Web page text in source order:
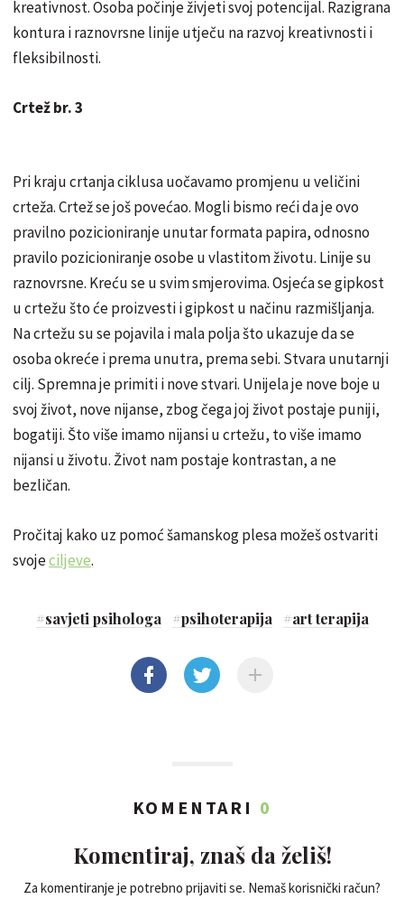
kreativnost. Osoba počinje živjeti svoj potencijal. Razigrana
kontura i raznovrsne linije utječu na razvoj kreativnosti i
fleksibilnosti.
Crtež br. 3
Pri kraju crtanja ciklusa uočavamo promjenu u veličini
crteža. Crtež se još povećao. Mogli bismo reći da je ovo
pravilno pozicioniranje unutar formata papira, odnosno
pravilo pozicioniranje osobe u vlastitom životu. Linije su
raznovrsne. Kreću se u svim smjerovima. Osjeća se gipkost
u crtežu što će proizvesti i gipkost u načinu razmišljanja.
Na crtežu su se pojavila i mala polja što ukazuje da se
osoba okreće i prema unutra, prema sebi. Stvara unutarnji
cilj. Spremna je primiti i nove stvari. Unijela je nove boje u
svoj život, nove nijanse, zbog čega joj život postaje puniji,
bogatiji. Što više imamo nijansi u crtežu, to više imamo
nijansi u životu. Život nam postaje kontrastan, a ne
bezličan.
Pročitaj kako uz pomoć šamanskog plesa možeš ostvariti
svojeciljeve.
#savjeti psihologa #psihoterapija #art terapija
KOMENTARI 0
Komentiraj, znaš da želiš!
Za komentiranje je potrebno prijaviti se. Nemaš korisnički račun?